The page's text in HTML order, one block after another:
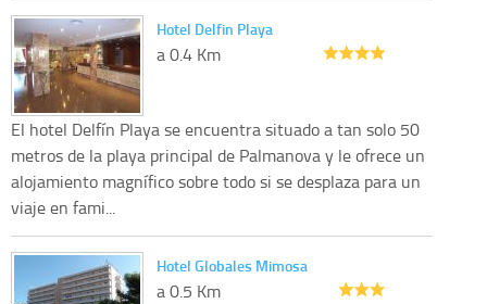
Hotel Delfin Playa
a 0.4 Km
El hotel Delfín Playa se encuentra situado a tan solo 50
metros de la playa principal de Palmanova y le ofrece un
alojamiento magnífico sobre todo si se desplaza para un
viaje en fami...
Hotel Globales Mimosa
a 0.5 Km